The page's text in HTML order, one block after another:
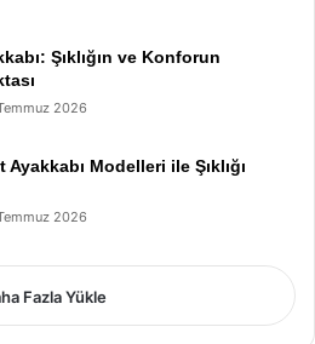
Şıklığın ve Konforun
2026
Modelleri ile Şıklığı
2026
Fazla Yükle